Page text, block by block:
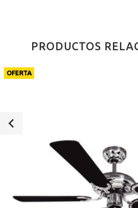
PRODUCTOS
OFERTA